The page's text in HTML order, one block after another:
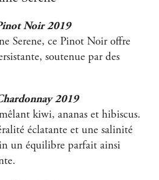
Noir 2019
Serene, ce Pinot Noir offre
soutenue par des
2019
kiwi, ananas et hibiscus.
éclatante et une salinité
un équilibre parfait ainsi